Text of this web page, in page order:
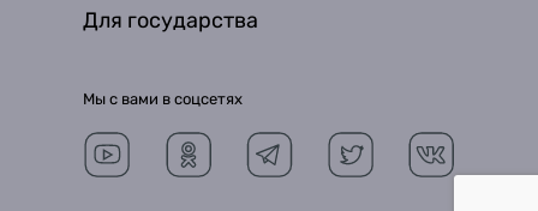
Для государства
Мы с вами в соцсетях